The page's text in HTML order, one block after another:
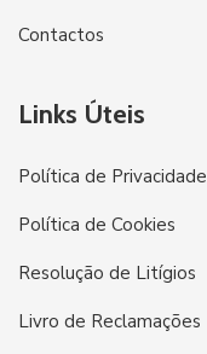
Contactos
Links Úteis
Política de Privacidade
Política de Cookies
Resolução de Litígios
Livro de Reclamações